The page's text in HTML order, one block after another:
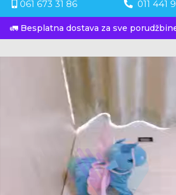
061 673 31 86 011 441
🚛 Besplatna dostava za sve